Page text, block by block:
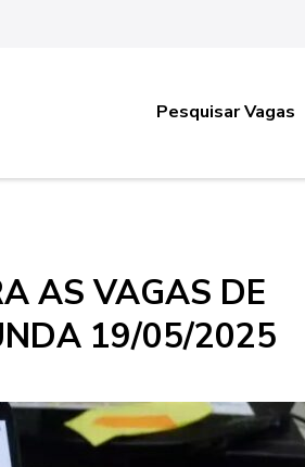
Pesquisar Vagas
AS VAGAS DE
19/05/2025